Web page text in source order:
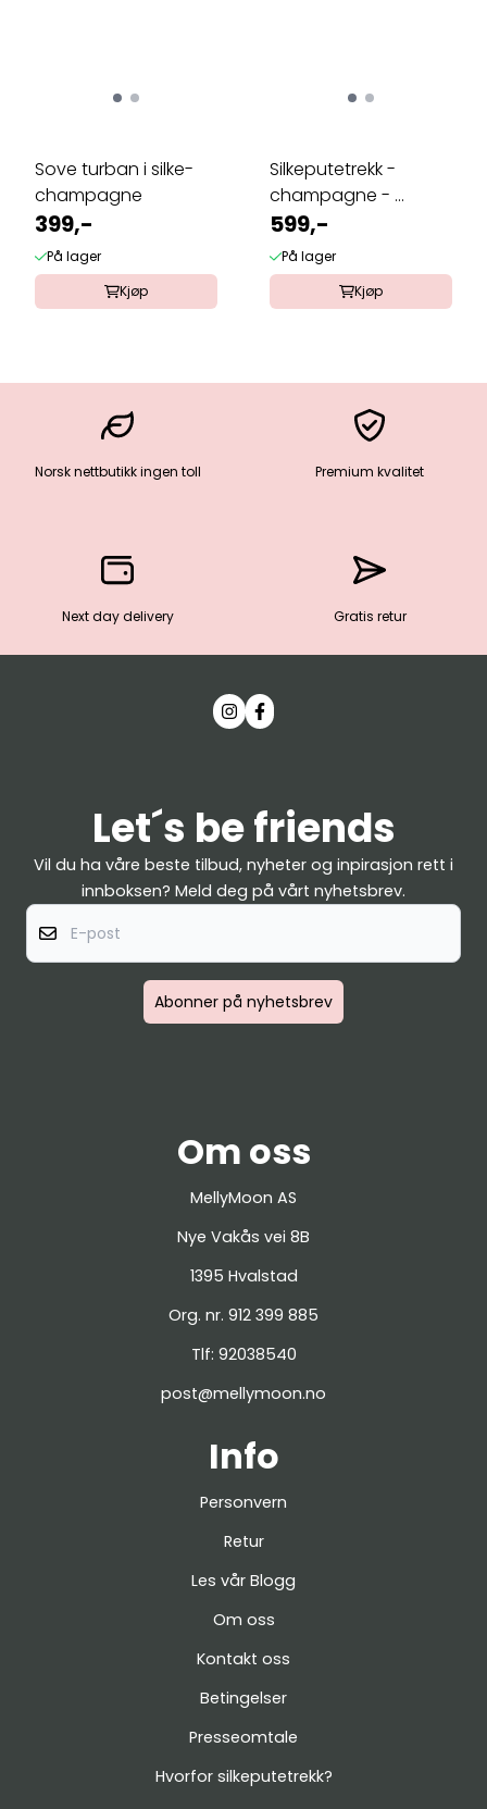
Sove turban i silke-
champagne
399,-
På lager
Kjøp
Silkeputetrekk -
champagne - ...
599,-
På lager
Kjøp
Norsk nettbutikk ingen toll Premium kvalitet
Next day delivery Gratis retur
Let´s be friends
Vil du ha våre beste tilbud, nyheter og inpirasjon rett i
innboksen? Meld deg på vårt nyhetsbrev.
Abonner på nyhetsbrev
Om oss
MellyMoon AS
Nye Vakås vei 8B
1395 Hvalstad
Org. nr. 912 399 885
Tlf: 92038540
post@mellymoon.no
Info
Personvern
Retur
Les vår Blogg
Om oss
Kontakt oss
Betingelser
Presseomtale
Hvorfor silkeputetrekk?